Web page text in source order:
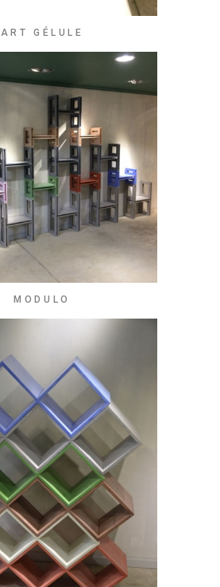
ART GÉLULE
MODULO